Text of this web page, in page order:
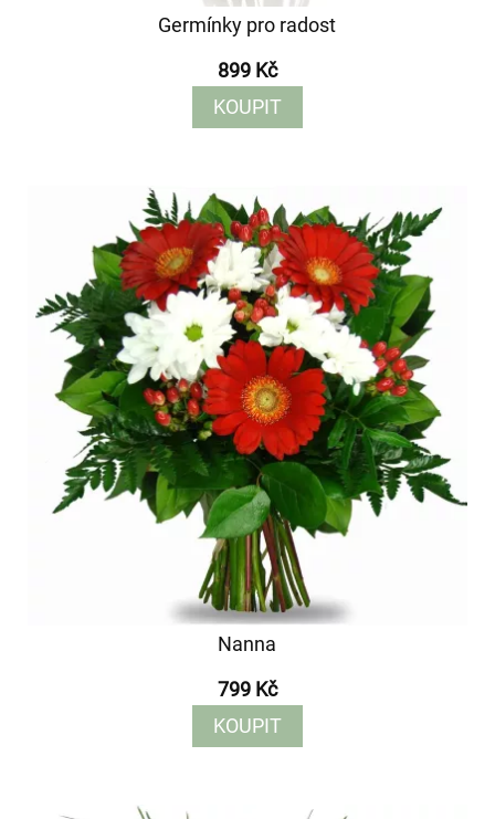
Germínky pro radost
899 Kč
KOUPIT
Nanna
799 Kč
KOUPIT